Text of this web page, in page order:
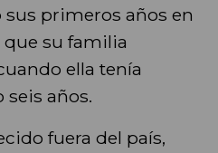
primeros años en
que su familia
ella tenía
años.
fuera del país,